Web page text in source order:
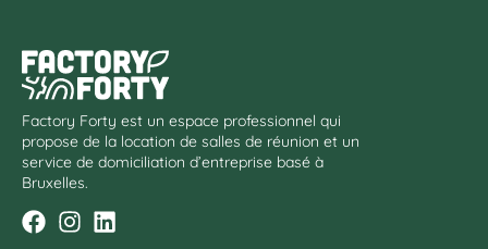
Factory Forty est un espace professionnel qui
propose de la location de salles de réunion et un
service de domiciliation d’entreprise basé à
Bruxelles.